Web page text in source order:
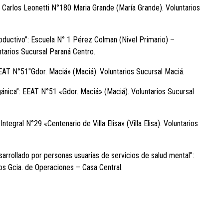
Leonetti N°180 Maria Grande (María Grande). Voluntarios
Escuela N° 1 Pérez Colman (Nivel Primario) –
Sucursal Paraná Centro.
Maciá» (Maciá). Voluntarios Sucursal Maciá.
EEAT N°51 «Gdor. Maciá» (Maciá). Voluntarios Sucursal
N°29 «Centenario de Villa Elisa» (Villa Elisa). Voluntarios
por personas usuarias de servicios de salud mental”:
Gcia. de Operaciones – Casa Central.